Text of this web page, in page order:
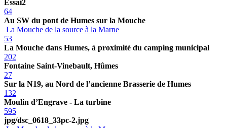
Essai2
64
Au SW du pont de Humes sur la Mouche
La Mouche de la source à la Marne
53
La Mouche dans Humes, à proximité du camping municipal
202
Fontaine Saint-Vinebault, Hûmes
27
Sur la N19, au Nord de l’ancienne Brasserie de Humes
132
Moulin d’Engrave - La turbine
595
jpg/dsc_0618_33pc-2.jpg